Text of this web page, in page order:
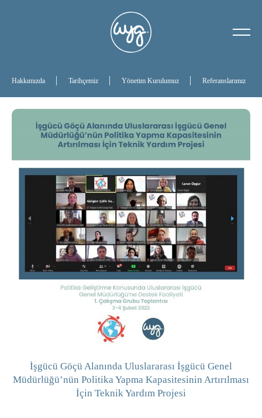
Hakkımızda Tarihçemiz Yönetim Kurulumuz Referanslarımız
İşgücü Göçü Alanında Uluslararası İşgücü Genel
Müdürlüğü’nün Politika Yapma Kapasitesinin Artırılması
İçin Teknik Yardım Projesi
Referanslarımız